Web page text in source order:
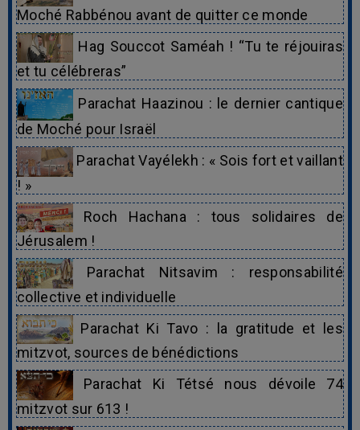
Moché Rabbénou avant de quitter ce monde
Hag Souccot Saméah ! “Tu te réjouiras
et tu célébreras”
Parachat Haazinou : le dernier cantique
de Moché pour Israël
Parachat Vayélekh : « Sois fort et vaillant
! »
Roch Hachana : tous solidaires de
Jérusalem !
Parachat Nitsavim : responsabilité
collective et individuelle
Parachat Ki Tavo : la gratitude et les
mitzvot, sources de bénédictions
Parachat Ki Tétsé nous dévoile 74
mitzvot sur 613 !